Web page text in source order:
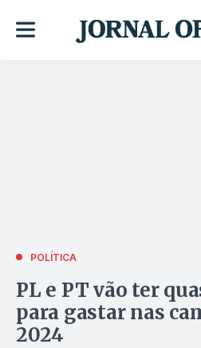
POLÍTICA
PL e PT vão ter
para gastar nas
2024